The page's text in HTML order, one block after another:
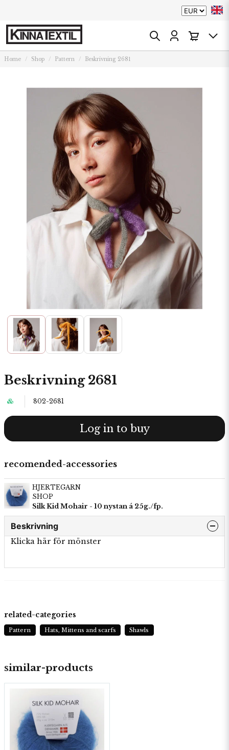
Home Shop Pattern Beskrivning 2681
Beskrivning 2681
802-2681
Log in to buy
recomended-accessories
HJERTEGARN
SHOP
Silk Kid Mohair - 10 nystan á 25g./fp.
Beskrivning
Klicka här för mönster
similar-products
related-categories
Pattern Hats, Mittens and scarfs Shawls